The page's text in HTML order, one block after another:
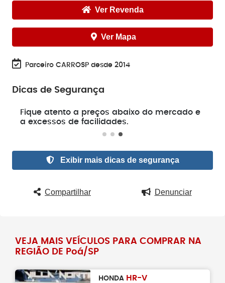
Ver Revenda
Ver Mapa
Parceiro CARROSP desde 2014
Dicas de Segurança
Fique atento a preços abaixo do mercado e
a excessos de facilidades.
Exibir mais dicas de segurança
Compartilhar Denunciar
VEJA MAIS VEÍCULOS PARA COMPRAR NA
REGIÃO DE Poá/SP
HONDA HR-V